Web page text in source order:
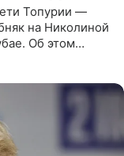
Топурии —
на Николиной
Об этом